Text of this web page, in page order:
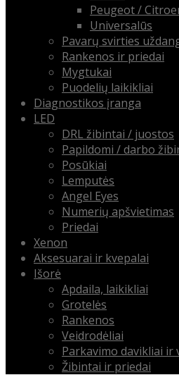
Peugeot /
Universalūs
Pavarų svirties
Rankenos ir priedai
Mygtukai
Puodelių laikikliai
Diagnostikos įranga
LED
DRL žibintai / juostos
Papildomi / darbo
Posūkiai
Lemputės
Angel Eyes
Numerių apšvietimas
Priedai
Xenon
Aksesuarai ir kvepalai
Išorė
Apdaila, laikikliai
Grotelės
Rankenos
Veidrodėliai
Parkavimo davikliai ir
Žibintai ir priedai